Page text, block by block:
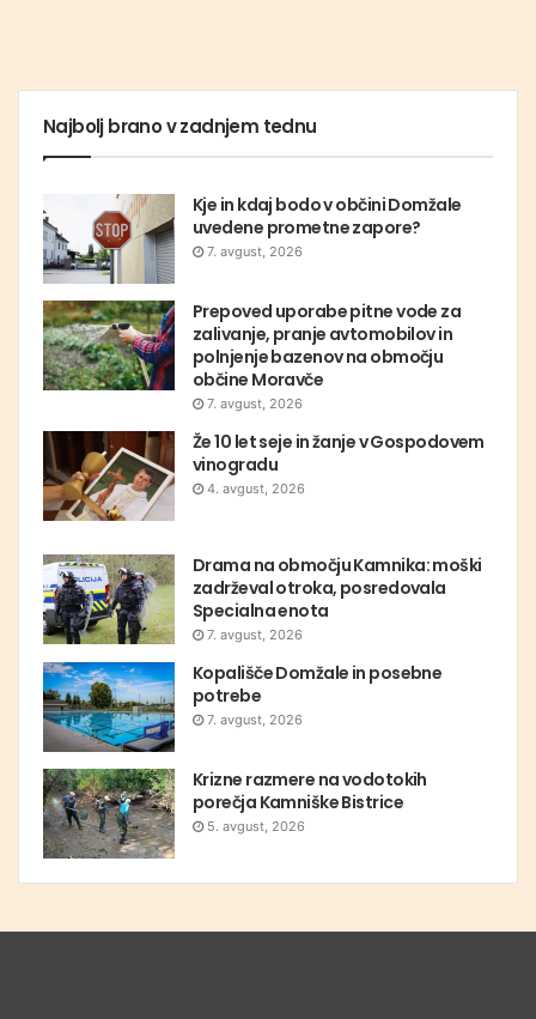
Najbolj brano v zadnjem tednu
Kje in kdaj bodo v občini Domžale
uvedene prometne zapore?
7. avgust, 2026
Prepoved uporabe pitne vode za
zalivanje, pranje avtomobilov in
polnjenje bazenov na območju
občine Moravče
7. avgust, 2026
Že 10 let seje in žanje v Gospodovem
vinogradu
4. avgust, 2026
Drama na območju Kamnika: moški
zadrževal otroka, posredovala
Specialna enota
7. avgust, 2026
Kopališče Domžale in posebne
potrebe
7. avgust, 2026
Krizne razmere na vodotokih
porečja Kamniške Bistrice
5. avgust, 2026